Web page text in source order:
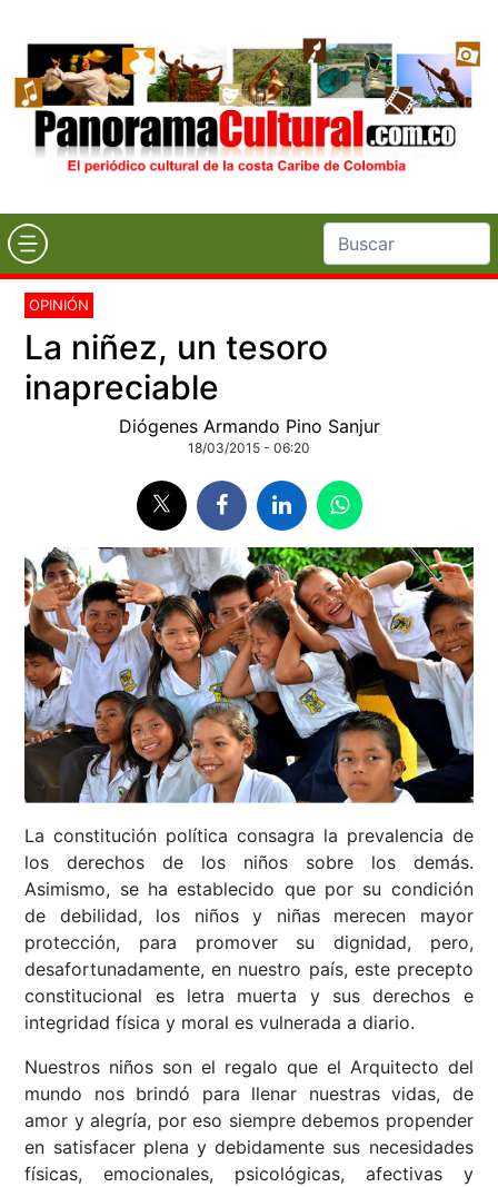
OPINIÓN
La niñez, un tesoro
inapreciable
Diógenes Armando Pino Sanjur
18/03/2015 - 06:20
La constitución política consagra la prevalencia de
los derechos de los niños sobre los demás.
Asimismo, se ha establecido que por su condición
de debilidad, los niños y niñas merecen mayor
protección, para promover su dignidad, pero,
desafortunadamente, en nuestro país, este precepto
constitucional es letra muerta y sus derechos e
integridad física y moral es vulnerada a diario.
Nuestros niños son el regalo que el Arquitecto del
mundo nos brindó para llenar nuestras vidas, de
amor y alegría, por eso siempre debemos propender
en satisfacer plena y debidamente sus necesidades
físicas, emocionales, psicológicas, afectivas y